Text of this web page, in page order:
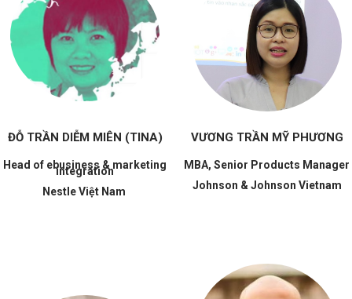
ĐỖ TRẦN DIỄM MIÊN (TINA)
Head of ebusiness & marketing
integration
Nestle Việt Nam
VƯƠNG TRẦN MỸ PHƯƠNG
MBA, Senior Products Manager
Johnson & Johnson Vietnam